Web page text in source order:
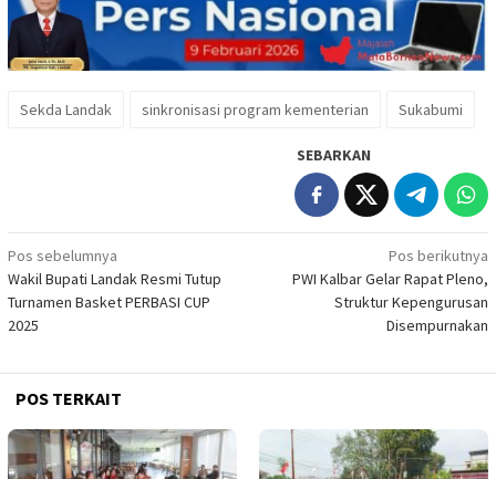
Sekda Landak sinkronisasi program kementerian Sukabumi
SEBARKAN
Navigasi
pos
Pos sebelumnya
Wakil Bupati Landak Resmi Tutup
Turnamen Basket PERBASI CUP
2025
Pos berikutnya
PWI Kalbar Gelar Rapat Pleno,
Struktur Kepengurusan
Disempurnakan
POS TERKAIT